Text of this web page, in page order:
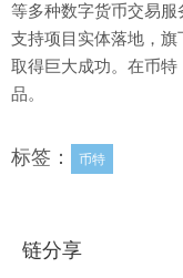
等多种数字货币交易
支持项目实体落地，
取得巨大成功。在币
品。
标签： 币特
链分享